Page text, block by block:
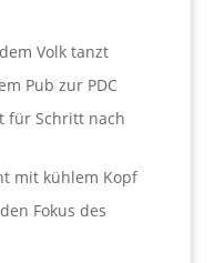
Volk tanzt
Pub zur PDC
für Schritt nach
mit kühlem Kopf
Fokus des